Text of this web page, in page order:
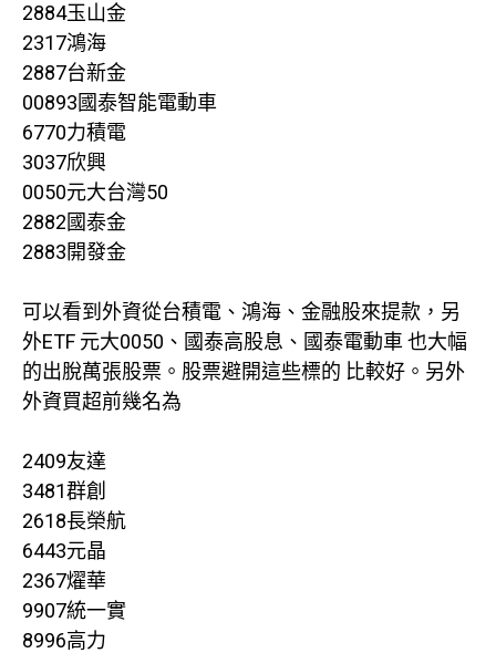
2884玉山金
2317鴻海
2887台新金
00893國泰智能電動車
6770力積電
3037欣興
0050元大台灣50
2882國泰金
2883開發金
可以看到外資從台積電、鴻海、金融股來提款，另
外ETF 元大0050、國泰高股息、國泰電動車 也大幅
的出脫萬張股票。股票避開這些標的 比較好。另外
外資買超前幾名為
2409友達
3481群創
2618長榮航
6443元晶
2367燿華
9907統一實
8996高力